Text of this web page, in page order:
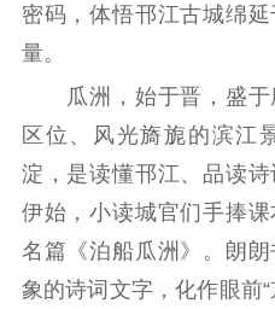
理
哲
社科强省 工
江苏文脉
新
密码，体悟邗江古城绵
量。
瓜洲，始于晋，盛于
区位、风光旖旎的滨江
淀，是读懂邗江、品读
伊始，小读城官们手捧
名篇《泊船瓜洲》。朗
象的诗词文字，化作眼前